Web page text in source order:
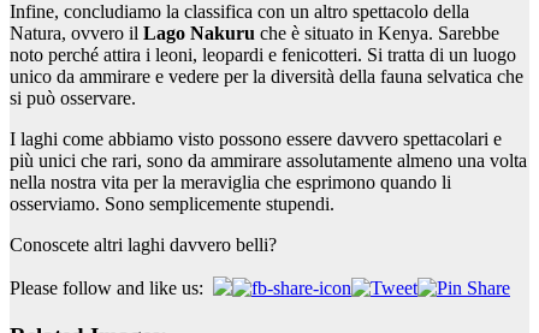
Infine, concludiamo la classifica con un altro spettacolo della
Natura, ovvero il Lago Nakuru che è situato in Kenya. Sarebbe
noto perché attira i leoni, leopardi e fenicotteri. Si tratta di un luogo
unico da ammirare e vedere per la diversità della fauna selvatica che
si può osservare.
I laghi come abbiamo visto possono essere davvero spettacolari e
più unici che rari, sono da ammirare assolutamente almeno una volta
nella nostra vita per la meraviglia che esprimono quando li
osserviamo. Sono semplicemente stupendi.
Conoscete altri laghi davvero belli?
Please follow and like us: